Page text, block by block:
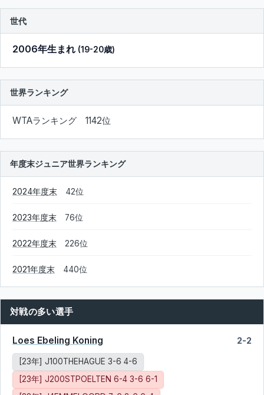
世代
2006年生まれ (19-20歳)
世界ランキング
WTAランキング 1142位
年度末ジュニア世界ランキング
2024年度末 42位
2023年度末 76位
2022年度末 226位
2021年度末 440位
対戦の多い選手
Loes Ebeling Koning 2-2
[23年] J100THEHAGUE 3-6 4-6
[23年] J200STPOELTEN 6-4 3-6 6-1